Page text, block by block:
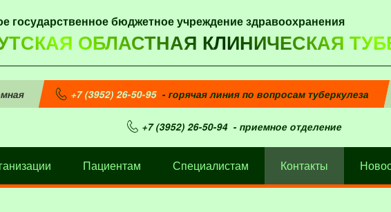
государственное бюджетное учреждение здравоохранения
ОБЛАСТНАЯ КЛИНИЧЕСКАЯ
+7 (3952) 26-50-95- горячая линия по вопросам туберкулеза
+7 (3952) 26-50-94- приемное отделение
Пациентам Специалистам Контакты